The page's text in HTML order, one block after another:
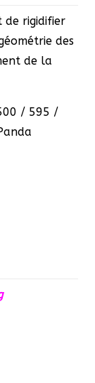
de rigidifier
des
de la
/ 595 /